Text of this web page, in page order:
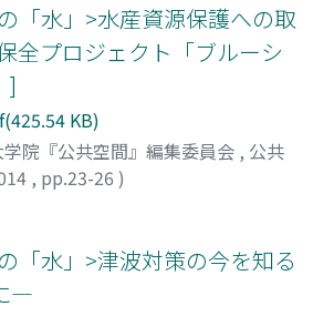
「水」>水産資源保護への取
全プロジェクト「ブルーシ
]
KB)
院『公共空間』編集委員会 , 公共
, pp.23-26 )
「水」>津波対策の今を知る
―